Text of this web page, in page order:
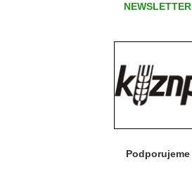
NEWSLETTER
Podporujeme